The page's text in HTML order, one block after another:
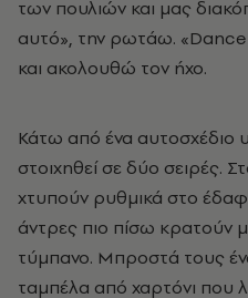
των πουλιών και μας
αυτό», την ρωτάω.
και ακολουθώ τον ήχο.
Κάτω από ένα αυτοσχέδιο
στοιχηθεί σε δύο σειρές.
χτυπούν ρυθμικά στο
άντρες πιο πίσω κρατούν
τύμπανο. Μπροστά τους
ταμπέλα από χαρτόνι που